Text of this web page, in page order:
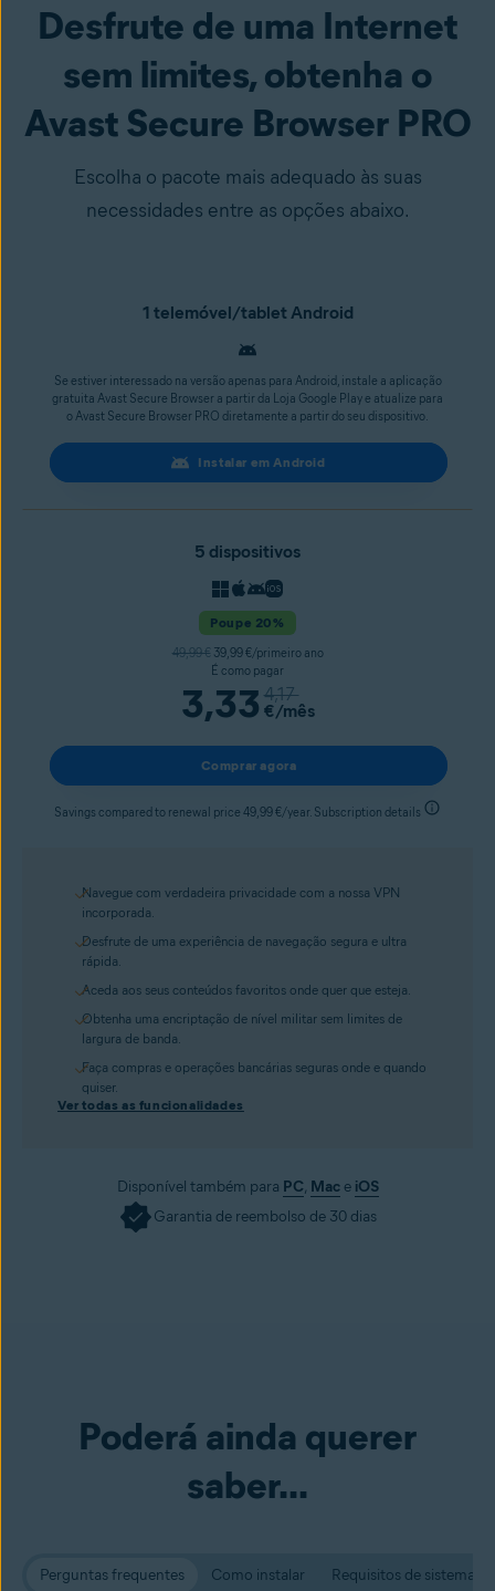
Desfrute de uma Internet
sem limites, obtenha o
Avast Secure Browser PRO
Escolha o pacote mais adequado às suas
necessidades entre as opções abaixo.
Navegue com verdadeira privacidade com a nossa VPN
incorporada.
Desfrute de uma experiência de navegação segura e ultra
rápida.
Aceda aos seus conteúdos favoritos onde quer que esteja.
Obtenha uma encriptação de nível militar sem limites de
largura de banda.
Faça compras e operações bancárias seguras onde e quando
quiser.
Ver todas as funcionalidades
1 telemóvel/tablet Android
Se estiver interessado na versão apenas para Android, instale a aplicação
gratuita Avast Secure Browser a partir da Loja Google Play e atualize para
o Avast Secure Browser PRO diretamente a partir do seu dispositivo.
Instalar em Android
5 dispositivos
Poupe 20%
49,99 € 39,99 €/primeiro ano
É como pagar
3,33 4,17
€/mês
Comprar agora
Savings compared to renewal price 49,99 €/year. Subscription details
Disponível também para PC, Mac e iOS
Garantia de reembolso de 30 dias
Poderá ainda querer
saber...
Perguntas frequentes Como instalar Requisitos de sistema